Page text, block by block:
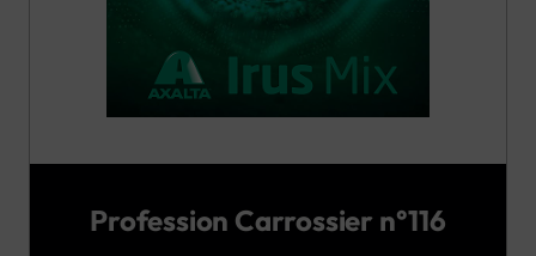
Profession Carrossier n°116